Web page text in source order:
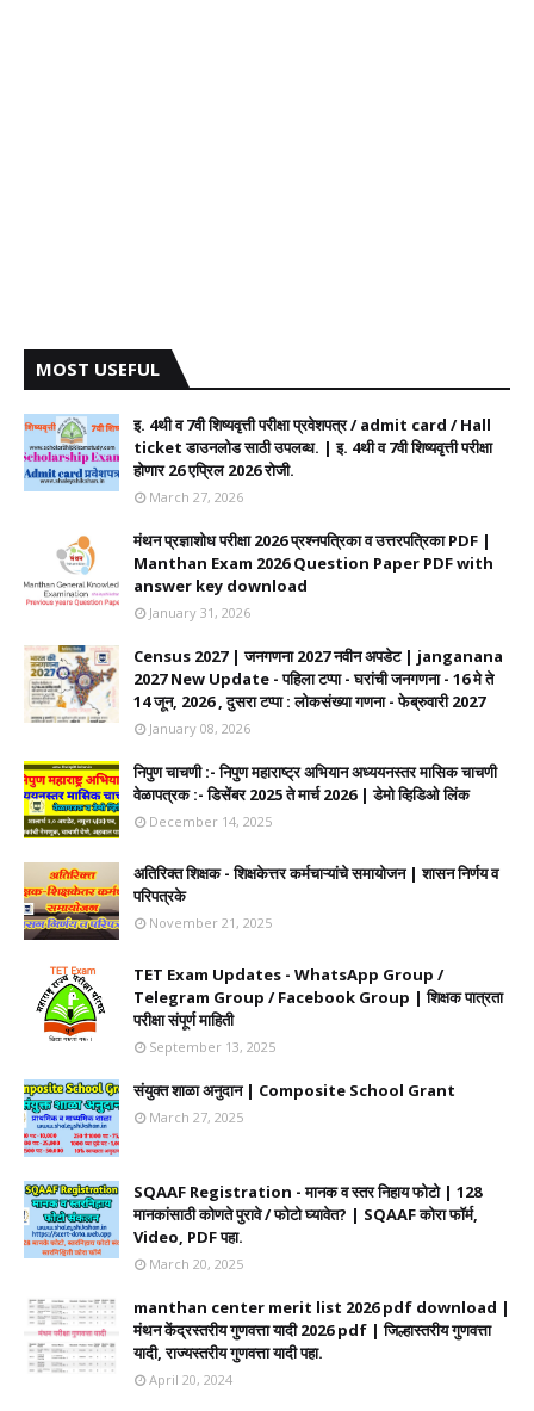
MOST USEFUL
इ. 4थी व 7वी शिष्यवृत्ती परीक्षा प्रवेशपत्र / admit card / Hall
ticket डाउनलोड साठी उपलब्ध. | इ. 4थी व 7वी शिष्यवृत्ती परीक्षा
होणार 26 एप्रिल 2026 रोजी.
March 27, 2026
मंथन प्रज्ञाशोध परीक्षा 2026 प्रश्नपत्रिका व उत्तरपत्रिका PDF |
Manthan Exam 2026 Question Paper PDF with
answer key download
January 31, 2026
Census 2027 | जनगणना 2027 नवीन अपडेट | janganana
2027 New Update - पहिला टप्पा - घरांची जनगणना - 16 मे ते
14 जून, 2026 , दुसरा टप्पा : लोकसंख्या गणना - फेब्रुवारी 2027
January 08, 2026
निपुण चाचणी :- निपुण महाराष्ट्र अभियान अध्ययनस्तर मासिक चाचणी
वेळापत्रक :- डिसेंबर 2025 ते मार्च 2026 | डेमो व्हिडिओ लिंक
December 14, 2025
अतिरिक्त शिक्षक - शिक्षकेत्तर कर्मचाऱ्यांचे समायोजन | शासन निर्णय व
परिपत्रके
November 21, 2025
TET Exam Updates - WhatsApp Group /
Telegram Group / Facebook Group | शिक्षक पात्रता
परीक्षा संपूर्ण माहिती
September 13, 2025
संयुक्त शाळा अनुदान | Composite School Grant
March 27, 2025
SQAAF Registration - मानक व स्तर निहाय फोटो | 128
मानकांसाठी कोणते पुरावे / फोटो घ्यावेत? | SQAAF कोरा फॉर्म,
Video, PDF पहा.
March 20, 2025
manthan center merit list 2026 pdf download |
मंथन केंद्रस्तरीय गुणवत्ता यादी 2026 pdf | जिल्हास्तरीय गुणवत्ता
यादी, राज्यस्तरीय गुणवत्ता यादी पहा.
April 20, 2024